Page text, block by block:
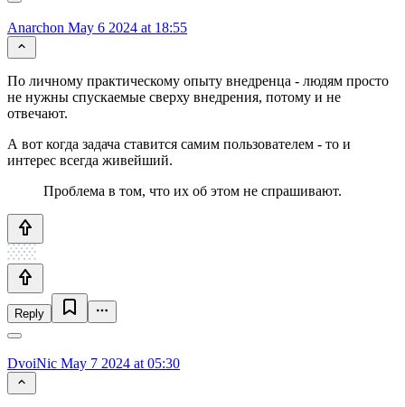
Anarchon May 6 2024 at 18:55
По личному практическому опыту внедренца - людям просто
не нужны спускаемые сверху внедрения, потому и не
отвечают.
А вот когда задача ставится самим пользователем - то и
интерес всегда живейший.
Проблема в том, что их об этом не спрашивают.
Reply
DvoiNic May 7 2024 at 05:30